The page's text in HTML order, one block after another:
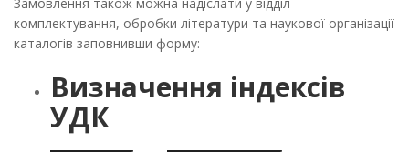
комплектування, обробки літератури та наукової організації
каталогів заповнивши форму:
Визначення індексів
УДК